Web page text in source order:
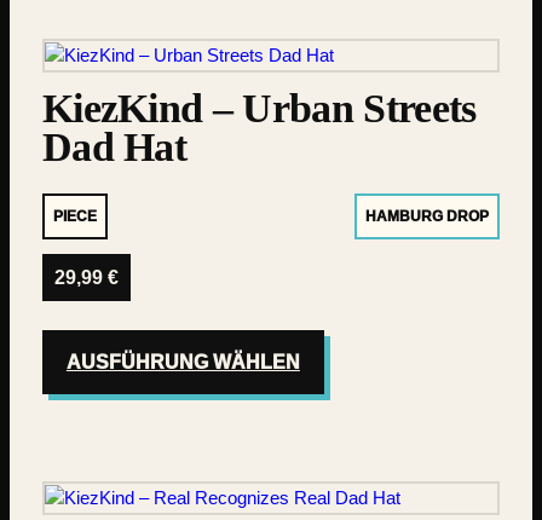
KiezKind – Urban Streets
Dad Hat
PIECE HAMBURG DROP
29,99 €
AUSFÜHRUNG WÄHLEN